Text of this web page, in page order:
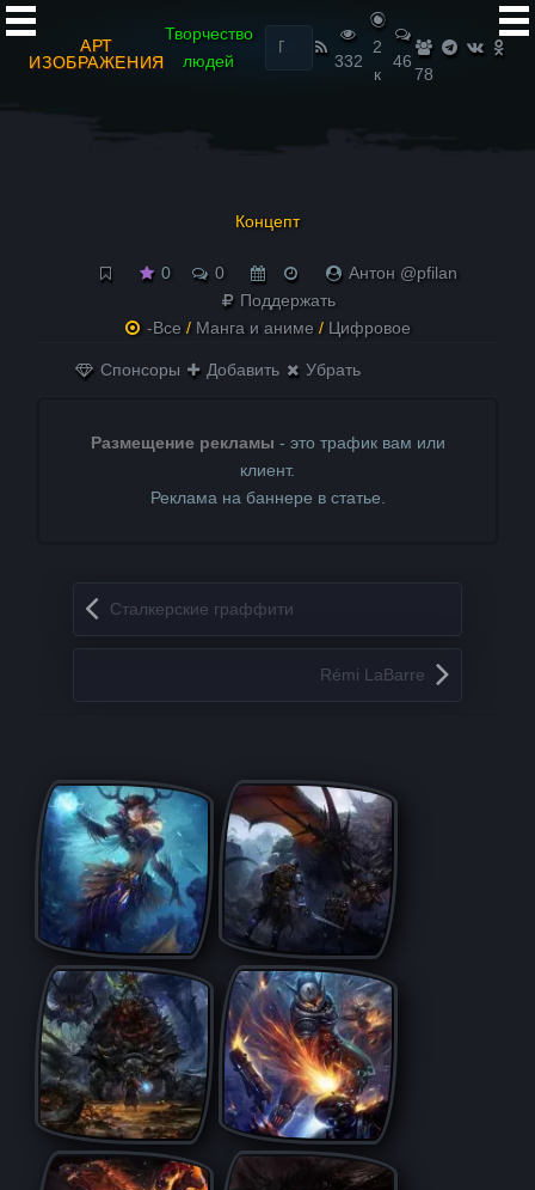
АРТ
ИЗОБРАЖЕНИЯ
Творчество
людей
Найти:
332
2
к
46
78
Концепт
0 0
Антон @pfilan
Поддержать
-Все / Манга и аниме / Цифровое
Спонсоры Добавить Убрать
Размещение рекламы - это трафик вам или
клиент.
Реклама на баннере в статье.
Запись навигация
Сталкерские граффити
Rémi LaBarre